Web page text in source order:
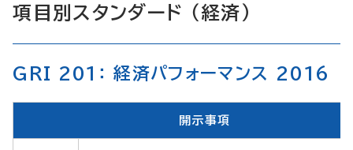
項目別スタンダード （経済）
GRI 201： 経済パフォーマンス 2016
開示事項